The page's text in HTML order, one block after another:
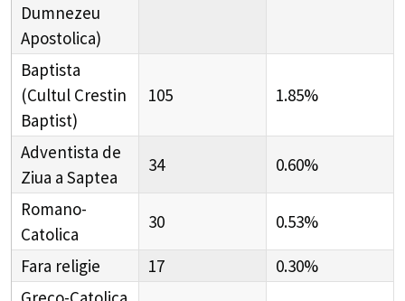
Dumnezeu
Apostolica)
Baptista
(Cultul Crestin
Baptist)
105 1.85%
Adventista de
Ziua a Saptea
34 0.60%
Romano-
Catolica
30 0.53%
Fara religie 17
0.30%